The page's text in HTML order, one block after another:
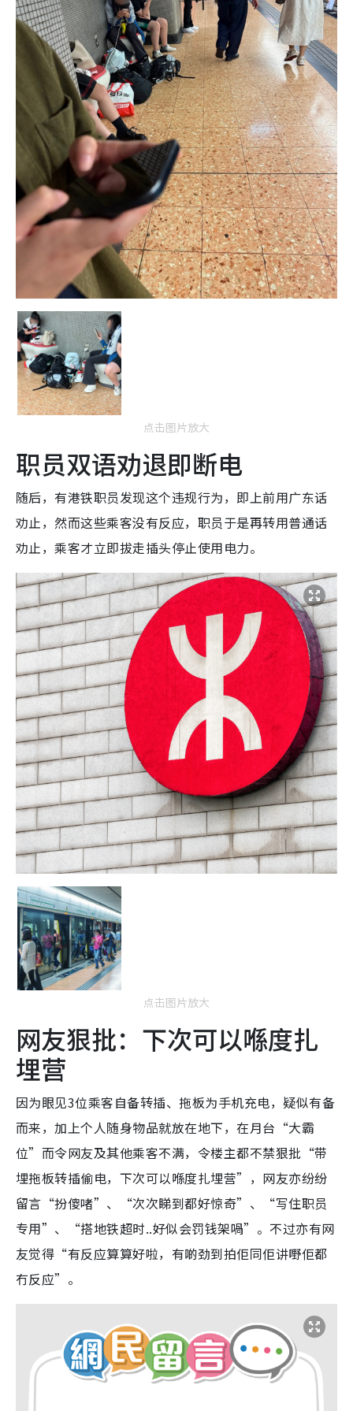
点击图片放大
职员双语劝退即断电
随后，有港铁职员发现这个违规行为，即上前用广东话
劝止，然而这些乘客没有反应，职员于是再转用普通话
劝止，乘客才立即拔走插头停止使用电力。
点击图片放大
网友狠批：下次可以喺度扎
埋营
因为眼见3位乘客自备转插、拖板为手机充电，疑似有备
而来，加上个人随身物品就放在地下，在月台“大霸
位”而令网友及其他乘客不满，令楼主都不禁狠批“带
埋拖板转插偷电，下次可以喺度扎埋营”，网友亦纷纷
留言“扮傻啫”、“次次睇到都好惊奇”、“写住职员
专用”、“搭地铁超时..好似会罚钱架喎”。不过亦有网
友觉得“有反应算算好啦，有啲劲到拍佢同佢讲嘢佢都
冇反应”。